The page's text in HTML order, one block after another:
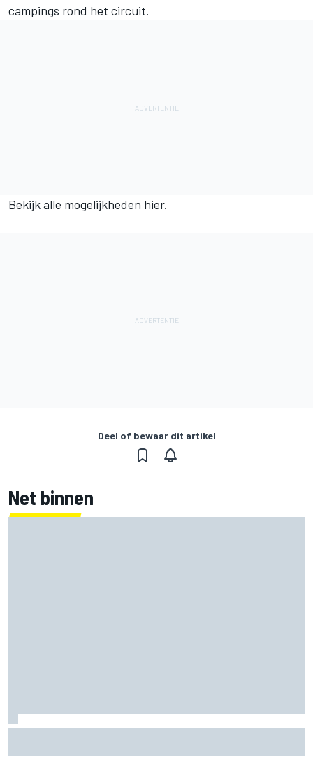
campings rond het circuit.
Bekijk alle mogelijkheden hier.
Deel of bewaar dit artikel
Net binnen